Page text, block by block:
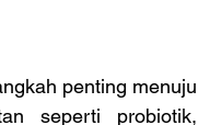
penting menuju
seperti probiotik,